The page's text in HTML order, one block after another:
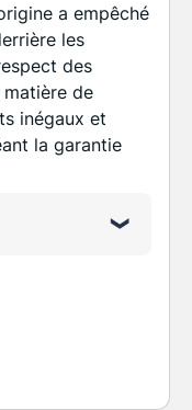
a empêché
les
des
de
inégaux et
la garantie